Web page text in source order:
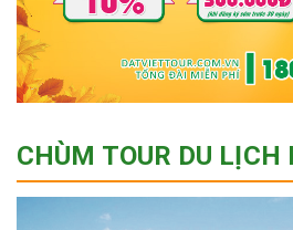
CHÙM TOUR DU LỊCH